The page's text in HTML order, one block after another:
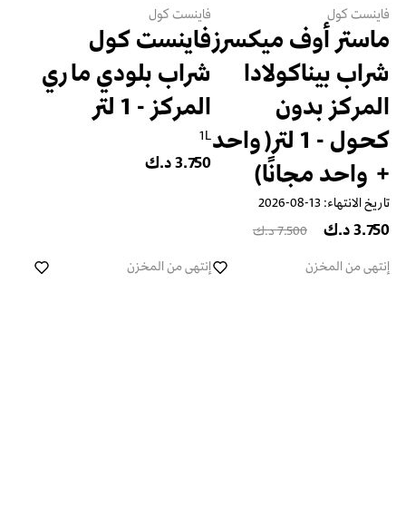
فاينست كول
ماستر أوف ميكسرز
شراب بيناكولادا
المركز بدون
كحول - 1 لتر(واحد
+ واحد مجانًا)
تاريخ الانتهاء: 13-08-2026
3.750 د.ك
7.500 د.ك
إنتهى من المخزن
فاينست كول
فاينست كول
شراب بلودي ماري
المركز - 1 لتر
1L
3.750 د.ك
إنتهى من المخزن